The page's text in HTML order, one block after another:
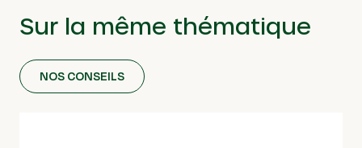
Sur la même thématique
NOS CONSEILS